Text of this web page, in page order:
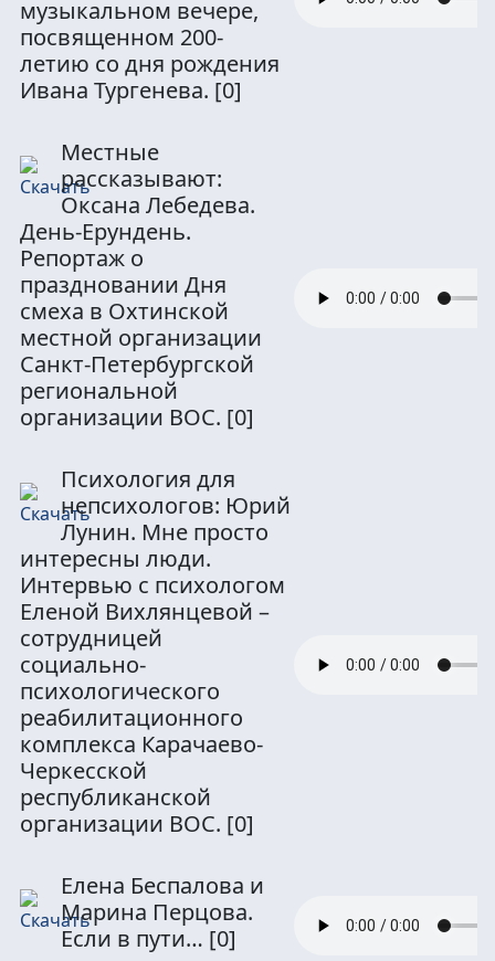
музыкальном вечере,
посвященном 200-
летию со дня рождения
Ивана Тургенева. [0]
Местные
рассказывают:
Оксана Лебедева.
День-Ерундень.
Репортаж о
праздновании Дня
смеха в Охтинской
местной организации
Санкт-Петербургской
региональной
организации ВОС. [0]
Психология для
непсихологов: Юрий
Лунин. Мне просто
интересны люди.
Интервью с психологом
Еленой Вихлянцевой –
сотрудницей
социально-
психологического
реабилитационного
комплекса Карачаево-
Черкесской
республиканской
организации ВОС. [0]
Елена Беспалова и
Марина Перцова.
Если в пути… [0]